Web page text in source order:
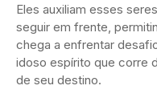
Eles auxiliam esses
seguir em frente,
chega a enfrentar
idoso espírito que corre
de seu destino.